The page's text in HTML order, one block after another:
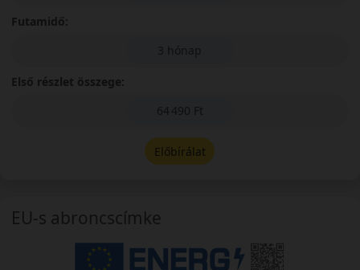
Futamidő:
3 hónap
Első részlet összege:
64 490 Ft
Előbírálat
EU-s abroncscímke